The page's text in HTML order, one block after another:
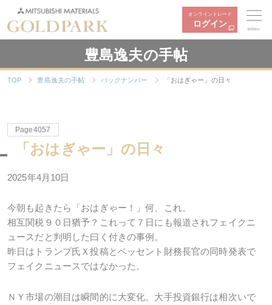
オンライントレード
ログイン
MENU
豊島逸夫の手帖
TOP 豊島逸夫の手帖 バックナンバー 「おはぎゃー」の日々
Page4057
「おはぎゃー」の日々
2025年4月10日
今朝も起きたら「おはぎゃー！」何、これ。
相互関税９０日猶予？これって７日にも報道されフェイクニ
ュースだと判明した曰く付きの事例。
昨日はトランプ氏Ｘ投稿とベッセント財務長官の同時発表で
フェイクニュースではなかった。
ＮＹ市場の潮目は瞬間的に大変化。大手投資銀行は相次いで